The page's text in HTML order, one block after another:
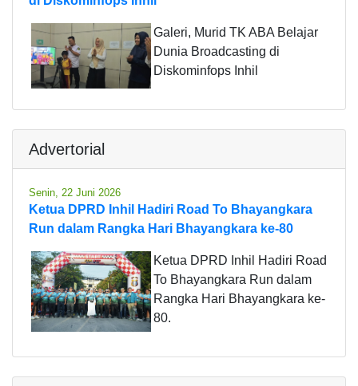
Galeri, Murid TK ABA Belajar
Dunia Broadcasting di
Diskominfops Inhil
Advertorial
Senin, 22 Juni 2026
Ketua DPRD Inhil Hadiri Road To Bhayangkara
Run dalam Rangka Hari Bhayangkara ke-80
Ketua DPRD Inhil Hadiri Road
To Bhayangkara Run dalam
Rangka Hari Bhayangkara ke-
80.